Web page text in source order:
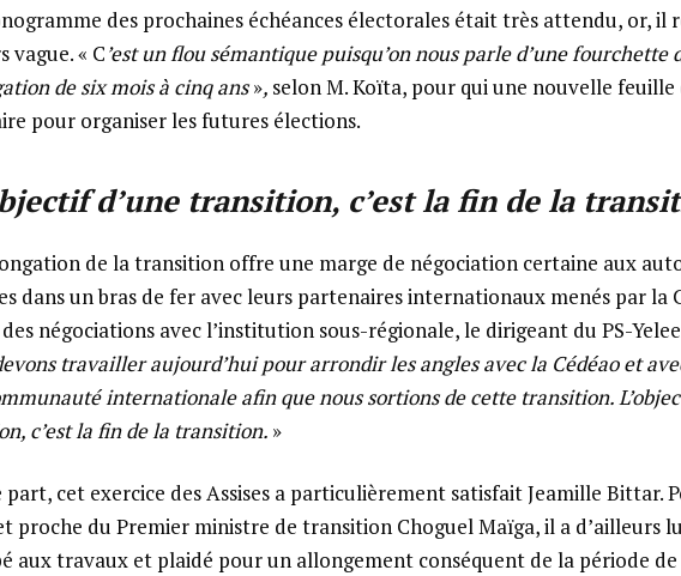
des prochaines échéances électorales était très attendu, or, il
vague. « C’est un flou sémantique puisqu’on nous parle d’une fourchette
de six mois à cinq ans», selon M. Koïta, pour qui une nouvelle
pour organiser les futures élections.
d’une transition, c’est la fin de la
de la transition offre une marge de négociation certaine aux
dans un bras de fer avec leurs partenaires internationaux menés par la
négociations avec l’institution sous-régionale, le dirigeant du PS-
travailler aujourd’hui pour arrondir les angles avec la Cédéao et
internationale afin que nous sortions de cette transition.
c’est la fin de la transition. »
part, cet exercice des Assises a particulièrement satisfait Jeamille Bittar.
proche du Premier ministre de transition Choguel Maïga, il a d’ailleurs
aux travaux et plaidé pour un allongement conséquent de la période